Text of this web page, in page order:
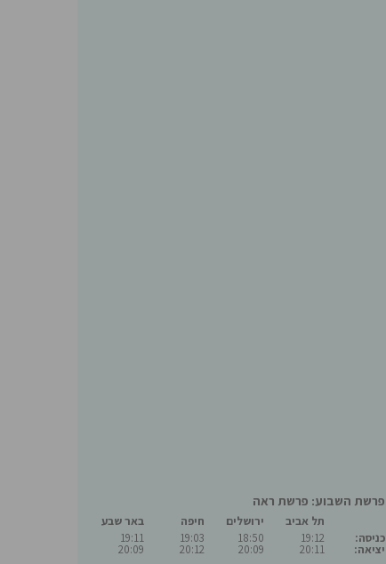
פרשת השבוע: פרשת ראה
כניסה:
יציאה:
תל אביב
19:12
20:11
ירושלים
18:50
20:09
חיפה
19:03
20:12
באר שבע
19:11
20:09